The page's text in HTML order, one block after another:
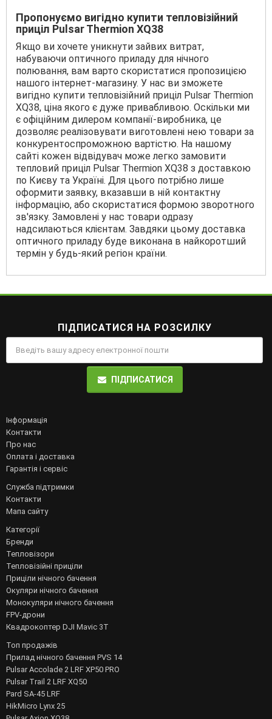
Пропонуємо вигідно купити тепловізійний
приціл Pulsar Thermion XQ38
Якщо ви хочете уникнути зайвих витрат,
набуваючи оптичного приладу для нічного
полювання, вам варто скористатися пропозицією
нашого інтернет-магазину. У нас ви зможете
вигідно купити тепловізійний приціл Pulsar Thermion
XQ38, ціна якого є дуже привабливою. Оскільки ми
є офіційним дилером компанії-виробника, це
дозволяє реалізовувати виготовлені нею товари за
конкурентоспроможною вартістю. На нашому
сайті кожен відвідувач може легко замовити
тепловий приціл Pulsar Thermion XQ38 з доставкою
по Києву та Україні. Для цього потрібно лише
оформити заявку, вказавши в ній контактну
інформацію, або скористатися формою зворотного
зв'язку. Замовлені у нас товари одразу
надсилаються клієнтам. Завдяки цьому доставка
оптичного приладу буде виконана в найкоротший
термін у будь-який регіон країни.
ПІДПИСАТИСЯ НА РОЗСИЛКУ
ПІДПИСАТИСЯ
Інформація
Контакти
Про нас
Оплата і доставка
Гарантія і сервіс
Служба підтримки
Контакти
Мапа сайту
Категорії
Бренди
Тепловізори
Тепловізійні приціли
Приціли нічного бачення
Окуляри нічного бачення
Монокуляри нічного бачення
FPV-дрони
Квадрокоптер DJI Mavic 3T
Топ продажів
Прилад нічного бачення PVS 14
Pulsar Accolade 2 LRF XP50 PRO
Pulsar Trail 2 LRF XQ50
Pard SA-45 LRF
HikMicro Lynx 25